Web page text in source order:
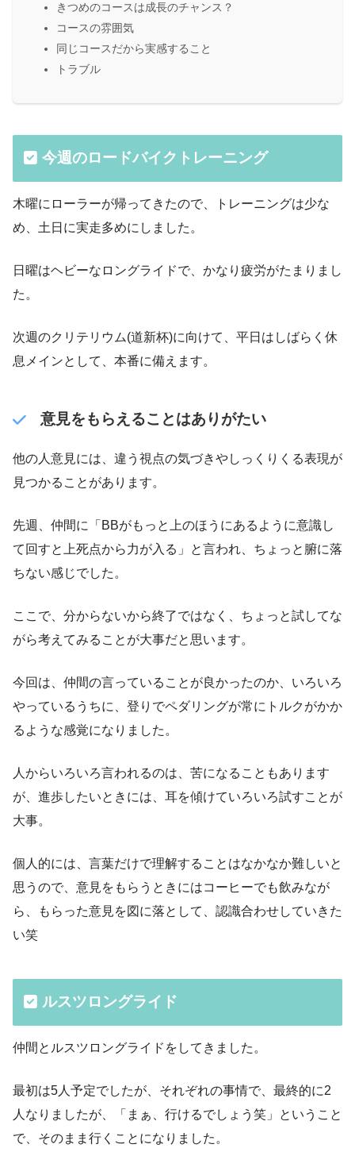
きつめのコースは成長のチャンス？
コースの雰囲気
同じコースだから実感すること
トラブル
今週のロードバイクトレーニング
木曜にローラーが帰ってきたので、トレーニングは少な
め、土日に実走多めにしました。
日曜はヘビーなロングライドで、かなり疲労がたまりまし
た。
次週のクリテリウム(道新杯)に向けて、平日はしばらく休
息メインとして、本番に備えます。
意見をもらえることはありがたい
他の人意見には、違う視点の気づきやしっくりくる表現が
見つかることがあります。
先週、仲間に「BBがもっと上のほうにあるように意識し
て回すと上死点から力が入る」と言われ、ちょっと腑に落
ちない感じでした。
ここで、分からないから終了ではなく、ちょっと試してな
がら考えてみることが大事だと思います。
今回は、仲間の言っていることが良かったのか、いろいろ
やっているうちに、登りでペダリングが常にトルクがかか
るような感覚になりました。
人からいろいろ言われるのは、苦になることもあります
が、進歩したいときには、耳を傾けていろいろ試すことが
大事。
個人的には、言葉だけで理解することはなかなか難しいと
思うので、意見をもらうときにはコーヒーでも飲みなが
ら、もらった意見を図に落として、認識合わせしていきた
い笑
ルスツロングライド
仲間とルスツロングライドをしてきました。
最初は5人予定でしたが、それぞれの事情で、最終的に2
人なりましたが、「まぁ、行けるでしょう笑」ということ
で、そのまま行くことになりました。